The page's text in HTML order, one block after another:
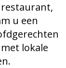
u een
lokale